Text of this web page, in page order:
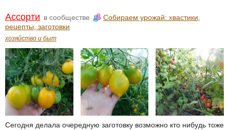
Ассорти в сообществе
Собираем урожай: хвастики,
рецепты, заготовки
хозяйство и быт
Сегодня делала очередную заготовку возможно кто нибудь тоже